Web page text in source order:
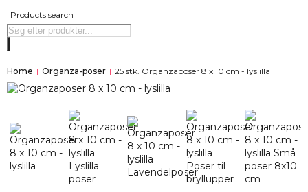
Products search
Home | Organza-poser | 25 stk. Organzaposer 8 x 10 cm - lyslilla